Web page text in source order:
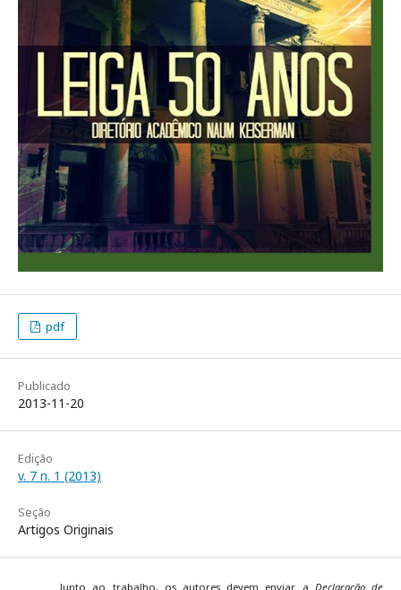
pdf
Publicado
2013-11-20
Edição
v. 7 n. 1 (2013)
Seção
Artigos Originais
Junto ao trabalho, os autores devem enviar a Declaração de